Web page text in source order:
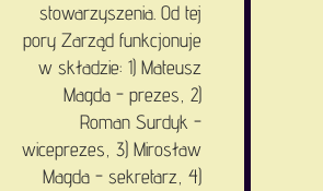
stowarzyszenia. Od tej
pory Zarząd funkcjonuje
w składzie: 1) Mateusz
Magda - prezes, 2)
Roman Surdyk -
wiceprezes, 3) Mirosław
Magda - sekretarz, 4)